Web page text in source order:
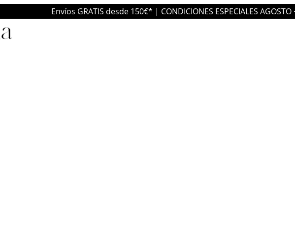
Envíos GRATIS desde 150€* | CONDICIONES ESPECIALES AGOSTO
MINUTA
BOHO